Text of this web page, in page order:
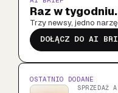
Raz w
Trzy newsy, jedno
DOŁĄCZ DO AI
OSTATNIO DODANE
SPRZEDAŻ